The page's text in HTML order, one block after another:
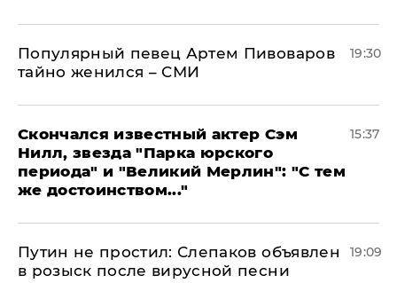
Популярный певец Артем Пивоваров
тайно женился – СМИ
19:30
Скончался известный актер Сэм
Нилл, звезда "Парка юрского
периода" и "Великий Мерлин": "С тем
же достоинством..."
15:37
Путин не простил: Слепаков объявлен
в розыск после вирусной песни
19:09